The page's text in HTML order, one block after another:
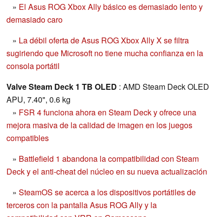
» El Asus ROG Xbox Ally básico es demasiado lento y
demasiado caro
» La débil oferta de Asus ROG Xbox Ally X se filtra
sugiriendo que Microsoft no tiene mucha confianza en la
consola portátil
Valve Steam Deck 1 TB OLED : AMD Steam Deck OLED
APU, 7.40", 0.6 kg
» FSR 4 funciona ahora en Steam Deck y ofrece una
mejora masiva de la calidad de imagen en los juegos
compatibles
» Battlefield 1 abandona la compatibilidad con Steam
Deck y el anti-cheat del núcleo en su nueva actualización
» SteamOS se acerca a los dispositivos portátiles de
terceros con la pantalla Asus ROG Ally y la